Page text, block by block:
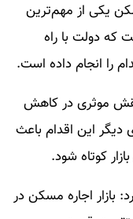
یکی از مهم‌ترین
که دولت با راه
را انجام داده است.
نقش موثری در کاهش
دیگر این اقدام باعث
کوتاه شود.
اجاره مسکن در